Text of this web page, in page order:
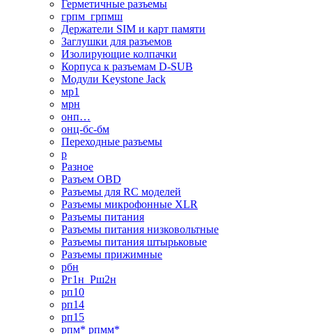
Герметичные разъемы
грпм_грпмш
Держатели SIM и карт памяти
Заглушки для разъемов
Изолирующие колпачки
Корпуса к разъемам D-SUB
Модули Keystone Jack
мр1
мрн
онп…
онц-бс-бм
Переходные разъемы
р
Разное
Разъем OBD
Разъемы для RC моделей
Разъемы микрофонные XLR
Разъемы питания
Разъемы питания низковольтные
Разъемы питания штырьковые
Разъемы прижимные
рбн
Рг1н_Рш2н
рп10
рп14
рп15
рпм* рпмм*